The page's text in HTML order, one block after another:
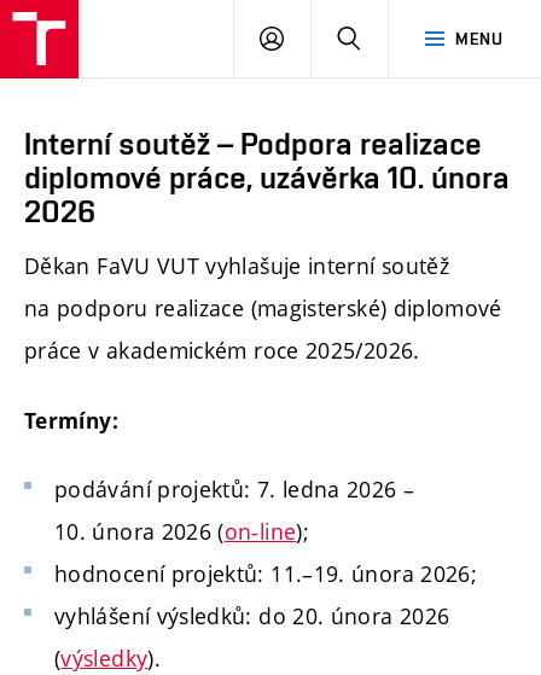
MENU
PŘIHLÁSIT
Interní soutěž – Podpora realizace
diplomové práce, uzávěrka 10. února
2026
Děkan FaVU VUT vyhlašuje interní soutěž
na podporu realizace (magisterské) diplomové
práce v akademickém roce 2025/2026.
Termíny:
podávání projektů: 7. ledna 2026 –
10. února 2026 (on-line);
hodnocení projektů: 11.–19. února 2026;
vyhlášení výsledků: do 20. února 2026
(výsledky).